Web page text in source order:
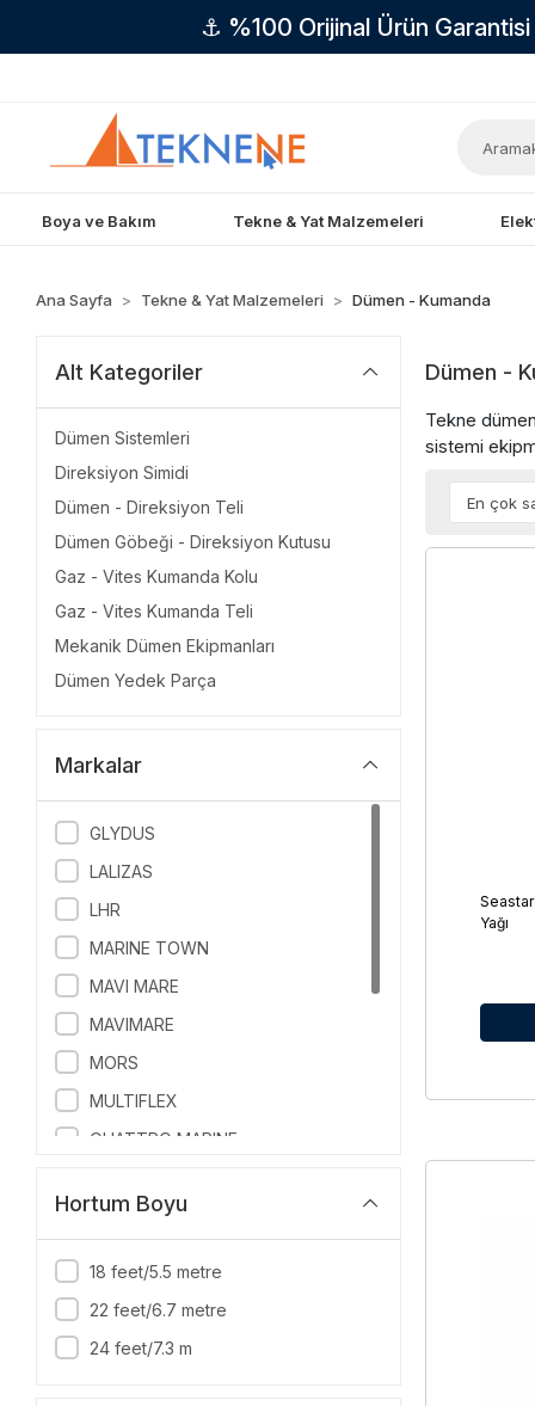
⚓ %100 Orijinal Ürün
Boya ve Bakım Tekne & Yat Malzemeleri
Ana Sayfa Tekne & Yat Malzemeleri Dümen - Kumanda
Alt Kategoriler
Dümen Sistemleri
Direksiyon Simidi
Dümen - Direksiyon Teli
Dümen Göbeği - Direksiyon Kutusu
Gaz - Vites Kumanda Kolu
Gaz - Vites Kumanda Teli
Mekanik Dümen Ekipmanları
Dümen Yedek Parça
Markalar
GLYDUS
LALIZAS
LHR
MARINE TOWN
MAVI MARE
MAVIMARE
MORS
MULTIFLEX
QUATTRO MARINE
SAVORETTI
Hortum Boyu
18 feet/5.5 metre
22 feet/6.7 metre
24 feet/7.3 m
Dümen -
Tekne
sistemi
Yağı